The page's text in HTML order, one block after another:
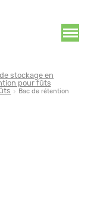
stockage en
pour fûts
Bac de rétention